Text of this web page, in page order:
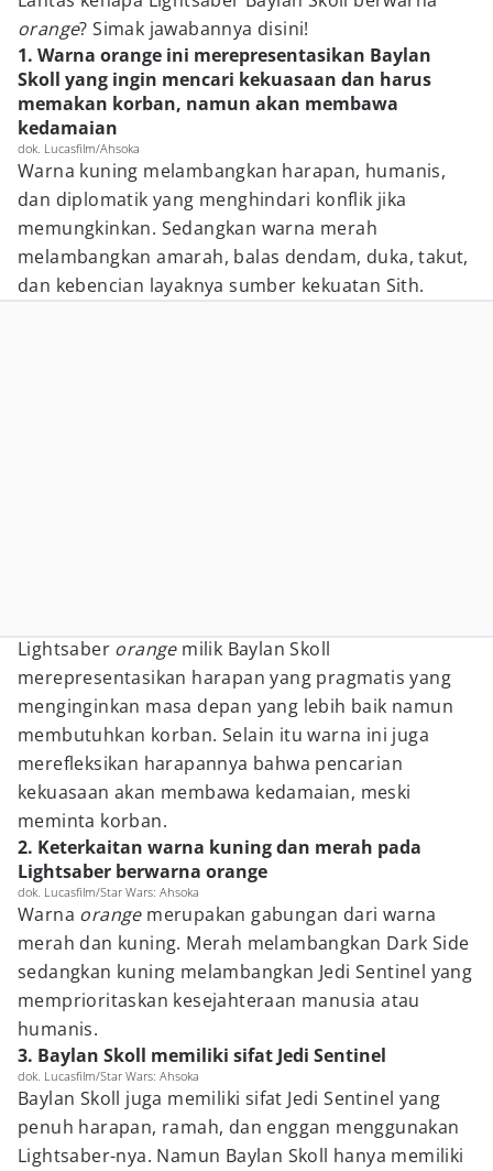
orange? Simak jawabannya disini!
1. Warna orange ini merepresentasikan Baylan
Skoll yang ingin mencari kekuasaan dan harus
memakan korban, namun akan membawa
kedamaian
dok. Lucasfilm/Ahsoka
Warna kuning melambangkan harapan, humanis,
dan diplomatik yang menghindari konflik jika
memungkinkan. Sedangkan warna merah
melambangkan amarah, balas dendam, duka, takut,
dan kebencian layaknya sumber kekuatan Sith.
Lightsaber orangemilik Baylan Skoll
merepresentasikan harapan yang pragmatis yang
menginginkan masa depan yang lebih baik namun
membutuhkan korban. Selain itu warna ini juga
merefleksikan harapannya bahwa pencarian
kekuasaan akan membawa kedamaian, meski
meminta korban.
2. Keterkaitan warna kuning dan merah pada
Lightsaber berwarna orange
dok. Lucasfilm/Star Wars: Ahsoka
Warna orangemerupakan gabungan dari warna
merah dan kuning. Merah melambangkan Dark Side
sedangkan kuning melambangkan Jedi Sentinel yang
memprioritaskan kesejahteraan manusia atau
humanis.
3. Baylan Skoll memiliki sifat Jedi Sentinel
dok. Lucasfilm/Star Wars: Ahsoka
Baylan Skoll juga memiliki sifat Jedi Sentinel yang
penuh harapan, ramah, dan enggan menggunakan
Lightsaber-nya. Namun Baylan Skoll hanya memiliki